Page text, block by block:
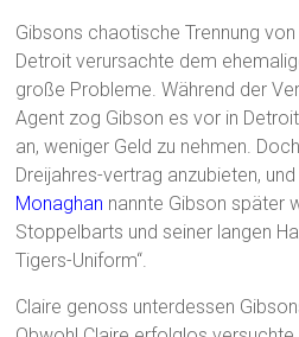
Gibsons chaotische Trennung
Detroit verursachte dem
große Probleme. Während der
Agent zog Gibson es vor in
an, weniger Geld zu nehmen.
Dreijahres-vertrag anzubieten,
Monaghan nannte Gibson später
Stoppelbarts und seiner langen
Tigers-Uniform“.
Claire genoss unterdessen